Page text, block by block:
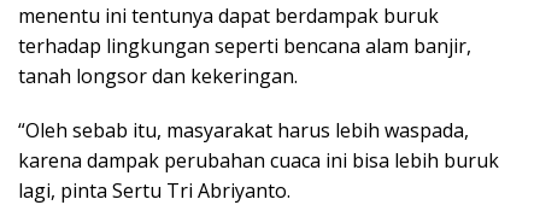
menentu ini tentunya dapat berdampak buruk
terhadap lingkungan seperti bencana alam banjir,
tanah longsor dan kekeringan.
“Oleh sebab itu, masyarakat harus lebih waspada,
karena dampak perubahan cuaca ini bisa lebih buruk
lagi, pinta Sertu Tri Abriyanto.